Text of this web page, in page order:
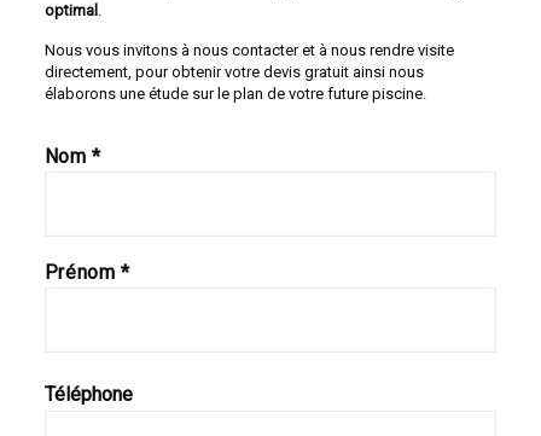
optimal .
Nous vous invitons à nous contacter et à nous rendre visite
directement, pour obtenir votre devis gratuit ainsi nous
élaborons une étude sur le plan de votre future piscine.
Prénom
Nom
Téléphone